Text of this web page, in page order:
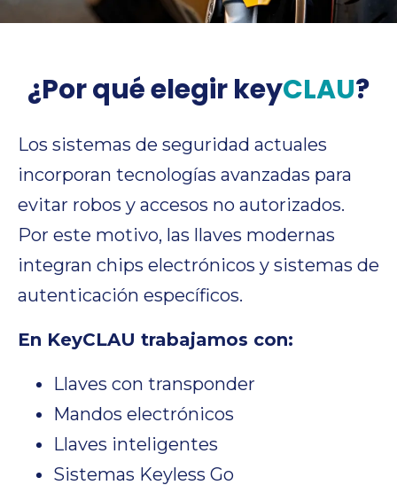
¿Por qué elegirkeyCLAU?
Los sistemas de seguridad actuales
incorporan tecnologías avanzadas para
evitar robos y accesos no autorizados.
Por este motivo, las llaves modernas
integran chips electrónicos y sistemas de
autenticación específicos.
En KeyCLAU trabajamos con:
Llaves con transponder
Mandos electrónicos
Llaves inteligentes
Sistemas Keyless Go